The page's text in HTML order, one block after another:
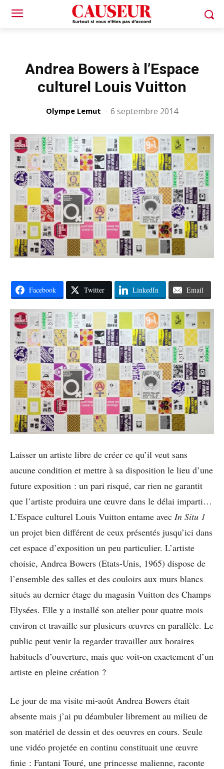
Andrea Bowers à l’Espace
culturel Louis Vuitton
Olympe Lemut - 6 septembre 2014
Facebook Twitter LinkedIn Email
Laisser un artiste libre de créer ce qu’il veut sans
aucune condition et mettre à sa disposition le lieu d’une
future exposition : un pari risqué, car rien ne garantit
que l’artiste produira une œuvre dans le délai imparti…
L’Espace culturel Louis Vuitton entame avec In Situ 1
un projet bien différent de ceux présentés jusqu’ici dans
cet espace d’exposition un peu particulier. L’artiste
choisie, Andrea Bowers (Etats-Unis, 1965) dispose de
l’ensemble des salles et des couloirs aux murs blancs
situés au dernier étage du magasin Vuitton des Champs
Elysées. Elle y a installé son atelier pour quatre mois
environ et travaille sur plusieurs œuvres en parallèle. Le
public peut venir la regarder travailler aux horaires
habituels d’ouverture, mais que voit-on exactement d’un
artiste en pleine création ?
Le jour de ma visite mi-août Andrea Bowers était
absente mais j’ai pu déambuler librement au milieu de
son matériel de dessin et des oeuvres en cours. Seule
une vidéo projetée en continu constituait une œuvre
finie : Fantani Touré, une princesse malienne, raconte